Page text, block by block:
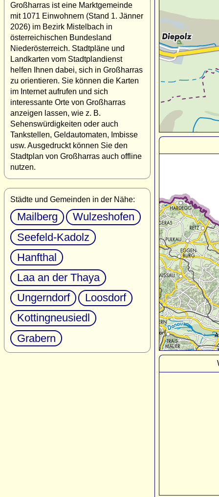
Großharras ist eine Marktgemeinde
mit 1071 Einwohnern (Stand 1. Jänner
2026) im Bezirk Mistelbach in
österreichischen Bundesland
Niederösterreich. Stadtpläne und
Landkarten vom Stadtplandienst
helfen Ihnen dabei, sich in Großharras
zu orientieren. Sie können die Karten
im Internet aufrufen und sich
interessante Orte von Großharras
anzeigen lassen, wie z. B.
Sehenswürdigkeiten oder auch
Tankstellen, Geldautomaten, Imbisse
usw. Ausgedruckt können Sie den
Stadtplan von Großharras auch offline
nutzen.
Städte und Gemeinden in der Nähe:
Mailberg
Wulzeshofen
Seefeld-Kadolz
Hanfthal
Laa an der Thaya
Ungerndorf
Loosdorf
Kottingneusiedl
Grabern